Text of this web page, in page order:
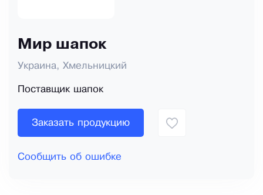
Мир шапок
Украина, Хмельницкий
Поставщик шапок
Заказать продукцию
Сообщить об ошибке